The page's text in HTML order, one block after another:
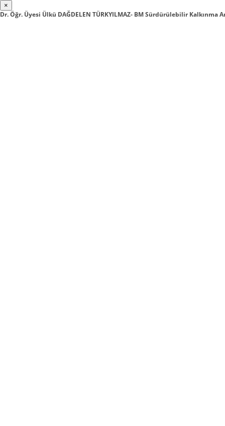
×
Dr. Öğr. Üyesi Ülkü DAĞDELEN TÜRKYILMAZ- BM Sürdürülebilir Kalkınma